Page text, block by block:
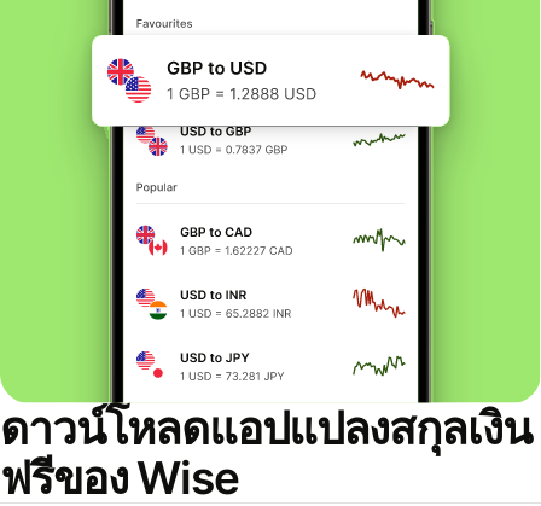
ดาวน์โหลดแอปแปลงสกุลเงิน
ฟรีของ Wise